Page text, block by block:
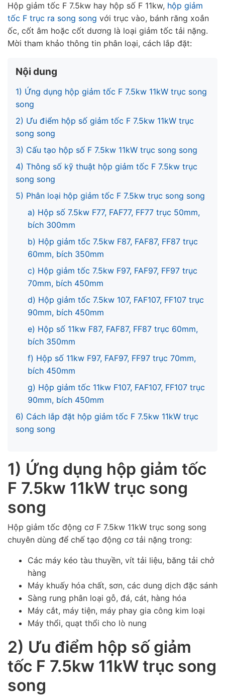
Hộp giảm tốc F 7.5kw hay hộp số F 11kw, hộp giảm
tốc F trục ra song song với trục vào, bánh răng xoắn
ốc, cốt âm hoặc cốt dương là loại giảm tốc tải nặng.
Mời tham khảo thông tin phân loại, cách lắp đặt:
Nội dung
1) Ứng dụng hộp giảm tốc F 7.5kw 11kW trục song
song
2) Ưu điểm hộp số giảm tốc F 7.5kw 11kW trục
song song
3) Cấu tạo hộp số F 7.5kw 11kW trục song song
4) Thông số kỹ thuật hộp giảm tốc F 7.5kw trục
song song
5) Phân loại hộp giảm tốc F 7.5kw trục song song
a) Hộp số 7.5kw F77, FAF77, FF77 trục 50mm,
bích 300mm
b) Hộp giảm tốc 7.5kw F87, FAF87, FF87 trục
60mm, bích 350mm
c) Hộp giảm tốc 7.5kw F97, FAF97, FF97 trục
70mm, bích 450mm
d) Hộp giảm tốc 7.5kw 107, FAF107, FF107 trục
90mm, bích 450mm
e) Hộp số 11kw F87, FAF87, FF87 trục 60mm,
bích 350mm
f) Hộp số 11kw F97, FAF97, FF97 trục 70mm,
bích 450mm
g) Hộp giảm tốc 11kw F107, FAF107, FF107 trục
90mm, bích 450mm
6) Cách lắp đặt hộp giảm tốc F 7.5kw 11kW trục
song song
1) Ứng dụng hộp giảm tốc
F 7.5kw 11kW trục song
song
Hộp giảm tốc động cơ F 7.5kw 11kW trục song song
chuyên dùng để chế tạo động cơ tải nặng trong:
Các máy kéo tàu thuyền, vít tải liệu, băng tải chở
hàng
Máy khuấy hóa chất, sơn, các dung dịch đặc sánh
Sàng rung phân loại gỗ, đá, cát, hàng hóa
Máy cắt, máy tiện, máy phay gia công kim loại
Máy thổi, quạt thổi cho lò nung
2) Ưu điểm hộp số giảm
tốc F 7.5kw 11kW trục song
song